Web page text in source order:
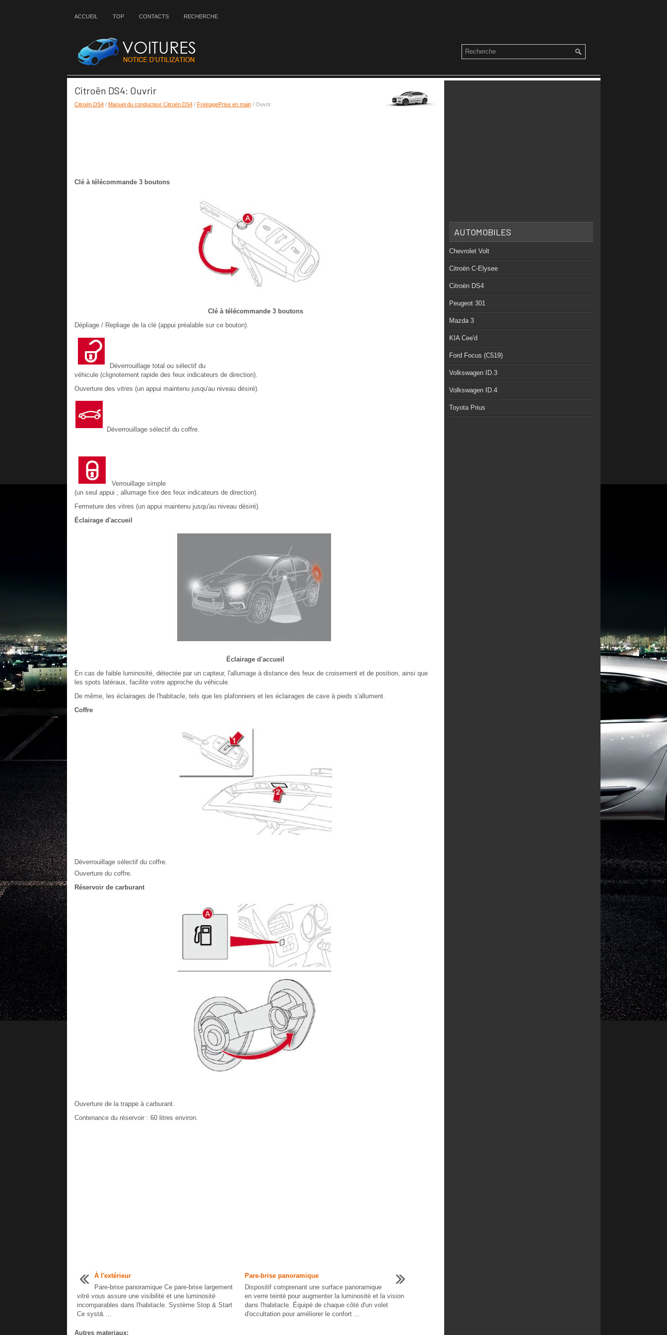
ACCUEIL TOP CONTACTS RECHERCHE
Citroën DS4: Ouvrir
Citroën DS4/ Manuel du conducteur Citroën DS4/ FreinagePrise en main/ Ouvrir
Clé à télécommande 3 boutons
Clé à télécommande 3 boutons
Dépliage / Repliage de la clé (appui préalable sur ce bouton).
Déverrouillage total ou sélectif du
véhicule (clignotement rapide des feux indicateurs de direction).
Ouverture des vitres (un appui maintenu jusqu'au niveau désiré).
Déverrouillage sélectif du coffre.
Verrouillage simple
(un seul appui ; allumage fixe des feux indicateurs de direction).
Fermeture des vitres (un appui maintenu jusqu'au niveau désiré).
Éclairage d'accueil
Éclairage d'accueil
En cas de faible luminosité, détectée par un capteur, l'allumage à distance des feux de croisement et de position, ainsi que
les spots latéraux, facilite votre approche du véhicule.
De même, les éclairages de l'habitacle, tels que les plafonniers et les éclairages de cave à pieds s'allument.
Coffre
Déverrouillage sélectif du coffre.
Ouverture du coffre.
Réservoir de carburant
Ouverture de la trappe à carburant.
Contenance du réservoir : 60 litres environ.
À l'extérieur
Pare-brise panoramique Ce pare-brise largement
vitré vous assure une visibilité et une luminosité
incomparables dans l'habitacle. Système Stop & Start
Ce syst& ...
Pare-brise panoramique
Dispositif comprenant une surface panoramique
en verre teinté pour augmenter la luminosité et la vision
dans l'habitacle. Équipé de chaque côté d'un volet
d'occultation pour améliorer le confort ...
Autres materiaux:
AUTOMOBILES
Chevrolet Volt
Citroën C-Elysee
Citroën DS4
Peugeot 301
Mazda 3
KIA Cee'd
Ford Focus (C519)
Volkswagen ID.3
Volkswagen ID.4
Toyota Prius